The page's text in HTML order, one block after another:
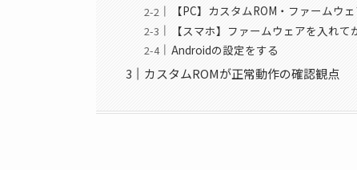
【PC】カスタムROM・ファームウ
【スマホ】ファームウェアを入れ
Androidの設定をする
カスタムROMが正常動作の確認観点